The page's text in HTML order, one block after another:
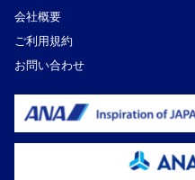
会社概要
ご利用規約
お問い合わせ